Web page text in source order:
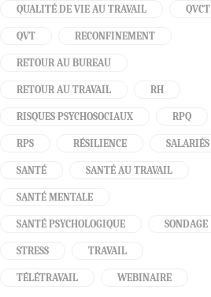
QUALITÉ DE VIE AU TRAVAIL QVCT
QVT RECONFINEMENT
RETOUR AU BUREAU
RETOUR AU TRAVAIL RH
RISQUES PSYCHOSOCIAUX RPQ
RPS RÉSILIENCE SALARIÉS
SANTÉ SANTÉ AU TRAVAIL
SANTÉ MENTALE
SANTÉ PSYCHOLOGIQUE SONDAGE
STRESS TRAVAIL
TÉLÉTRAVAIL WEBINAIRE